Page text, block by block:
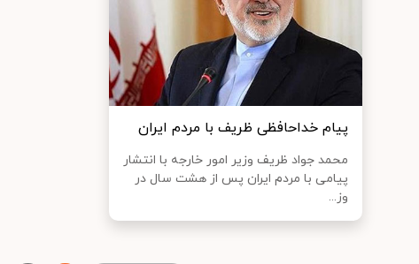
پیام خداحافظی ظریف با مردم ایران
محمد جواد ظریف وزیر امور خارجه با انتشار
پیامی با مردم ایران پس از هشت سال در
وز...